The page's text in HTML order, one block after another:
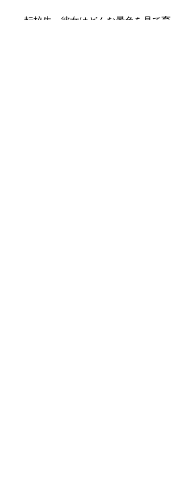
転校生。彼女はどんな景色を見て育